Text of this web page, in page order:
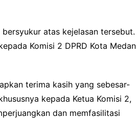
atas kejelasan tersebut.
Komisi 2 DPRD Kota Medan
terima kasih yang sebesar-
kepada Ketua Komisi 2,
dan memfasilitasi